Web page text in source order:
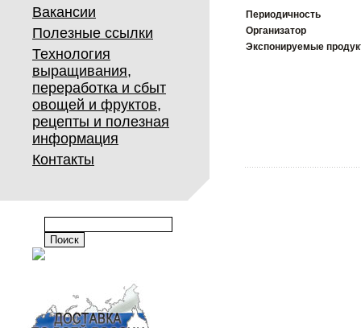
Вакансии
Полезные ссылки
Технология
выращивания,
переработка и сбыт
овощей и фруктов,
рецепты и полезная
информация
Контакты
Периодичность
Организатор
Экспонируемые